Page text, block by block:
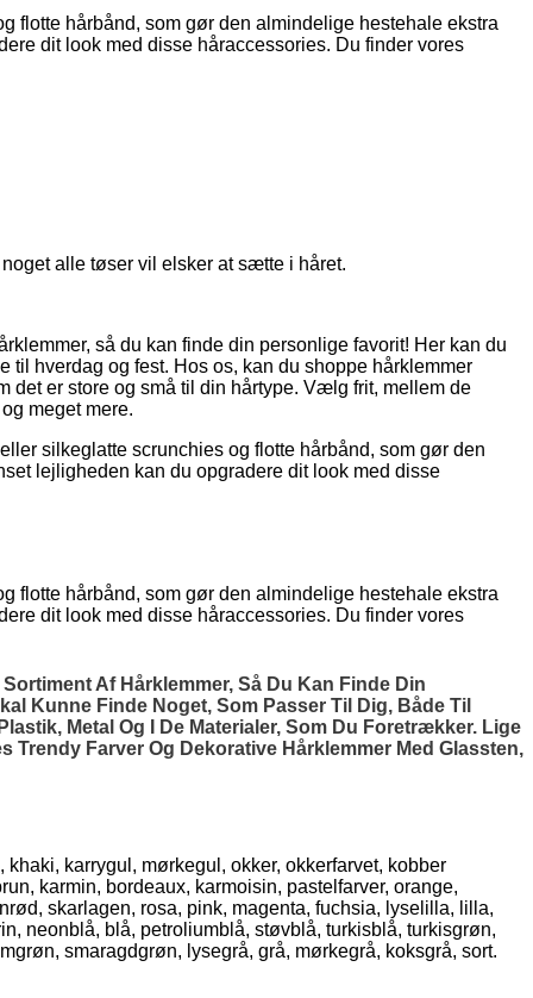
flotte hårbånd, som gør den almindelige hestehale ekstra
dit look med disse håraccessories. Du finder vores
alle tøser vil elsker at sætte i håret.
så du kan finde din personlige favorit! Her kan du
til hverdag og fest. Hos os, kan du shoppe hårklemmer
det er store og små til din hårtype. Vælg frit, mellem de
meget mere.
silkeglatte scrunchies og flotte hårbånd, som gør den
lejligheden kan du opgradere dit look med disse
flotte hårbånd, som gør den almindelige hestehale ekstra
dit look med disse håraccessories. Du finder vores
Af Hårklemmer, Så Du Kan Finde Din
Kunne Finde Noget, Som Passer Til Dig, Både Til
Metal Og I De Materialer, Som Du Foretrækker. Lige
Trendy Farver Og Dekorative Hårklemmer Med Glassten,
karrygul, mørkegul, okker, okkerfarvet, kobber
karmin, bordeaux, karmoisin, pastelfarver, orange,
skarlagen, rosa, pink, magenta, fuchsia, lyselilla, lilla,
neonblå, blå, petroliumblå, støvblå, turkisblå, turkisgrøn,
smaragdgrøn, lysegrå, grå, mørkegrå, koksgrå, sort.